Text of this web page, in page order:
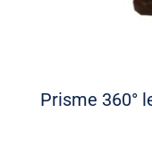
Prisme 360°